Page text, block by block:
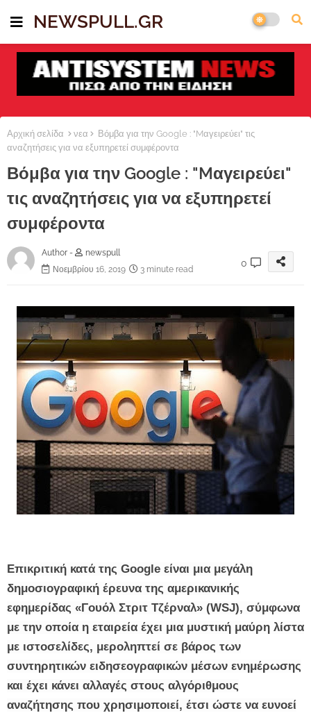
NEWSPULL.GR
Αρχική σελίδα νεα
Βόμβα για την Google : "Mαγειρεύει" τις
αναζητήσεις για να εξυπηρετεί συμφέροντα
Βόμβα για την Google : "Mαγειρεύει"
τις αναζητήσεις για να εξυπηρετεί
συμφέροντα
Author -
newspull
Νοεμβρίου 16, 2019
3 minute read
0
Επικριτική κατά της Google είναι μια μεγάλη
δημοσιογραφική έρευνα της αμερικανικής
εφημερίδας «Γουόλ Στριτ Τζέρναλ» (WSJ), σύμφωνα
με την οποία η εταιρεία έχει μια μυστική μαύρη λίστα
με ιστοσελίδες, μεροληπτεί σε βάρος των
συντηρητικών ειδησεογραφικών μέσων ενημέρωσης
και έχει κάνει αλλαγές στους αλγόριθμους
αναζήτησης που χρησιμοποιεί, έτσι ώστε να ευνοεί